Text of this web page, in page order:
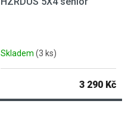
Skladem (3 ks)
3 290 Kč